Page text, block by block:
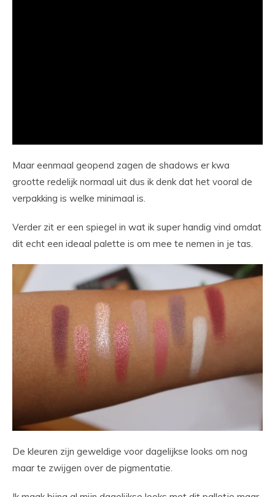
Maar eenmaal geopend zagen de shadows er kwa
grootte redelijk normaal uit dus ik denk dat het vooral de
verpakking is welke minimaal is.
Verder zit er een spiegel in wat ik super handig vind omdat
dit echt een ideaal palette is om mee te nemen in je tas.
De kleuren zijn geweldige voor dagelijkse looks om nog
maar te zwijgen over de pigmentatie.